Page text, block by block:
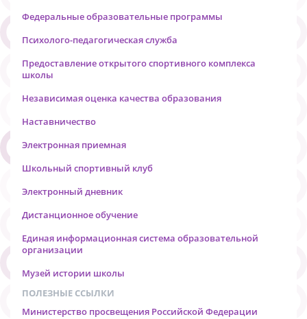
Федеральные образовательные программы
Психолого-педагогическая служба
Предоставление открытого спортивного комплекса
школы
Независимая оценка качества образования
Наставничество
Электронная приемная
Школьный спортивный клуб
Электронный дневник
Дистанционное обучение
Единая информационная система образовательной
организации
Музей истории школы
ПОЛЕЗНЫЕ ССЫЛКИ
Министерство просвещения Российской Федерации